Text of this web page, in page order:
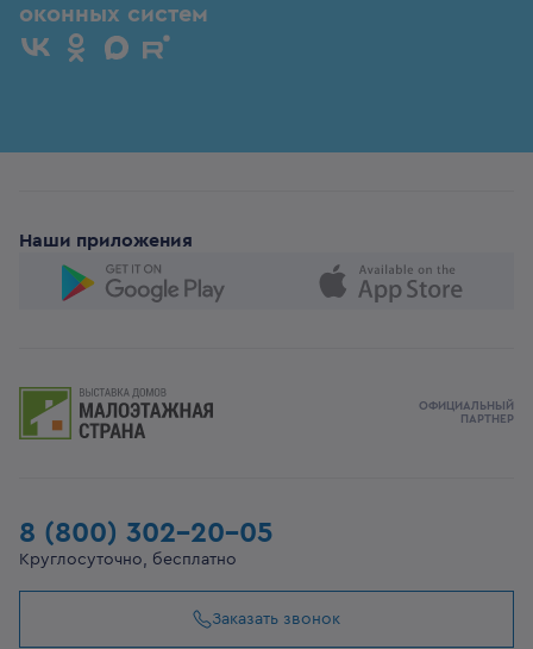
оконных систем
Наши приложения
8 (800) 302-20-05
Круглосуточно, бесплатно
Заказать звонок
ОФИЦИАЛЬНЫЙ
ПАРТНЕР